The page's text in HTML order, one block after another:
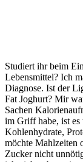
Studiert ihr beim
Lebensmittel? Ich
Diagnose. Ist der
Fat Joghurt? Mir
Sachen
im Griff habe, ist
Kohlenhydrate,
möchte Mahlzeiten
Zucker nicht